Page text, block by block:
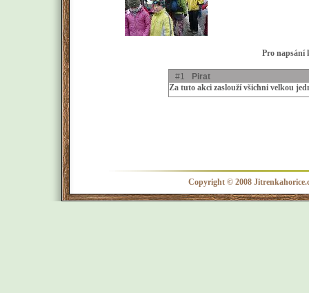
Pro napsání
#1
Pirat
Za tuto akci zaslouží všichni velkou
Copyright © 2008